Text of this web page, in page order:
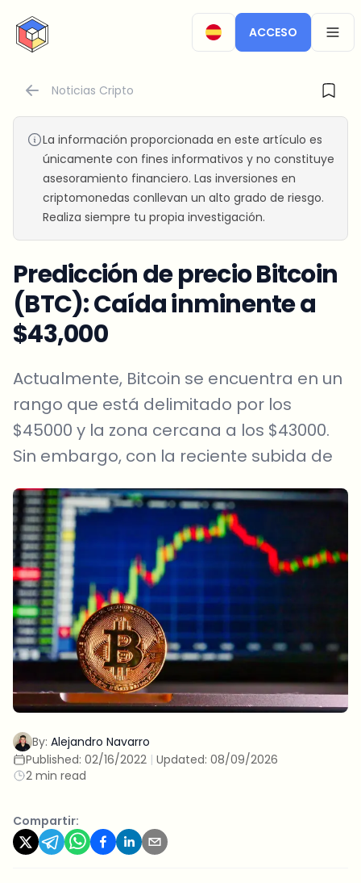
CryptoTicker
ACCESO
Noticias Cripto
La información proporcionada en este artículo es
únicamente con fines informativos y no constituye
asesoramiento financiero. Las inversiones en
criptomonedas conllevan un alto grado de riesgo.
Realiza siempre tu propia investigación.
Predicción de precio Bitcoin
(BTC): Caída inminente a
$43,000
Actualmente, Bitcoin se encuentra en un
rango que está delimitado por los
$45000 y la zona cercana a los $43000.
Sin embargo, con la reciente subida de
By: Alejandro Navarro
Published: 02/16/2022 | Updated: 08/09/2026
2 min read
Compartir: